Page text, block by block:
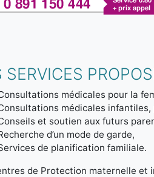
SERVICES
médicales pour la
médicales infantiles,
et soutien aux futurs
d’un mode de garde,
de planification familiale.
de Protection maternelle et